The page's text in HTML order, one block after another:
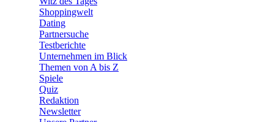
Shoppingwelt
Dating
Partnersuche
Testberichte
Unternehmen im Blick
Themen von A bis Z
Spiele
Quiz
Redaktion
Newsletter